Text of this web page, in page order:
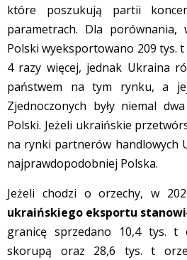
które poszukują partii
parametrach. Dla
Polski wyeksportowano 209 tys.
4 razy więcej, jednak Ukraina
państwem na tym rynku, a
Zjednoczonych były niemal
Polski. Jeżeli ukraińskie
na rynki partnerów handlowych
najprawdopodobniej Polska.
Jeżeli chodzi o orzechy, w
ukraińskiego eksportu
granicę sprzedano 10,4 tys. t
skorupą oraz 28,6 tys. t